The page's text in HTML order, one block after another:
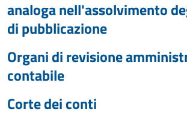
analoga nell'assolvimento
di pubblicazione
Organi di revisione
contabile
Corte dei conti